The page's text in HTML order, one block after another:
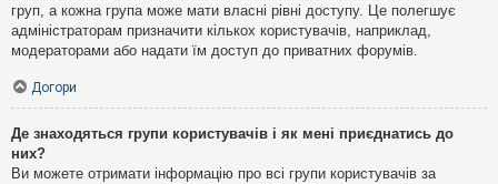
груп, а кожна група може мати власні рівні доступу. Це полегшує
адміністраторам призначити кількох користувачів, наприклад,
модераторами або надати їм доступ до приватних форумів.
Догори
Де знаходяться групи користувачів і як мені приєднатись до
них?
Ви можете отримати інформацію про всі групи користувачів за